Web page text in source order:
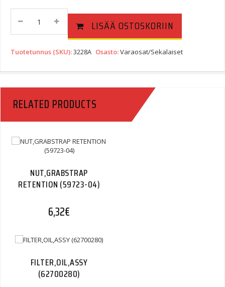
X
SOCKET
WASHER
(3228A)
LISÄÄ OSTOSKORIIN
Tuotetunnus (SKU):3228A Osasto:Varaosat/Sekalaiset
RELATED PRODUCTS
NUT,GRABSTRAP
RETENTION (59723-04)
6,32€
FILTER,OIL,ASSY
(62700280)